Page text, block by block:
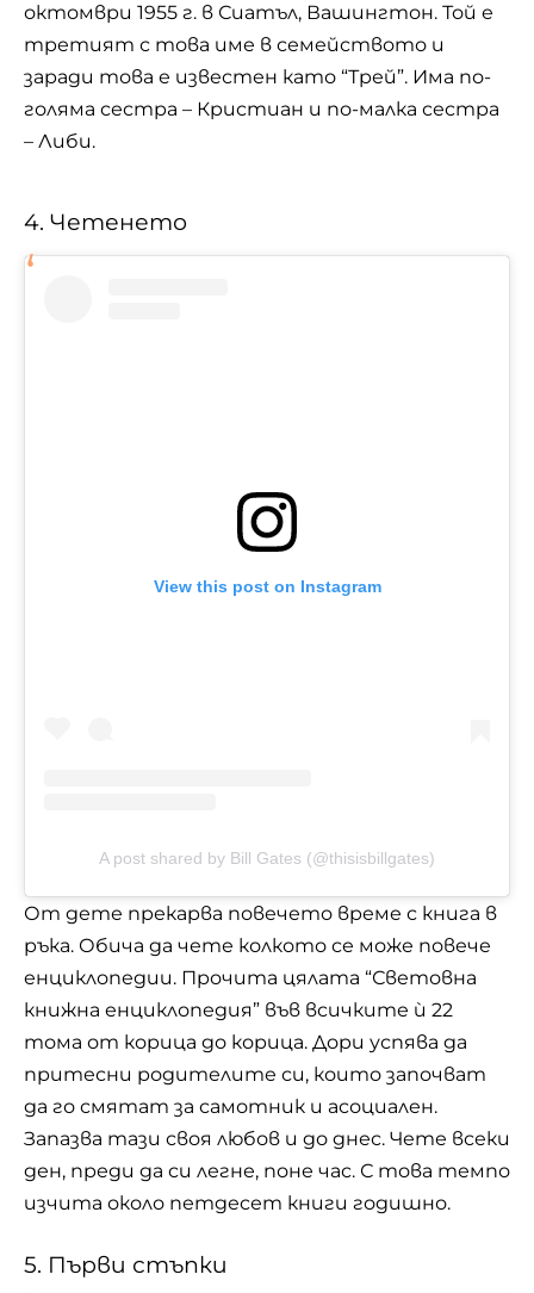
октомври 1955 г. в Сиатъл, Вашингтон. Той е
третият с това име в семейството и
заради това е известен като “Трей”. Има по-
голяма сестра – Кристиан и по-малка сестра
– Либи.
4. Четенето
View this post on Instagram
A post shared by Bill Gates (@thisisbillgates)
От дете прекарва повечето време с книга в
ръка. Обича да чете колкото се може повече
енциклопедии. Прочита цялата “Световна
книжна енциклопедия” във всичките ѝ 22
тома от корица до корица. Дори успява да
притесни родителите си, които започват
да го смятат за самотник и асоциален.
Запазва тази своя любов и до днес. Чете всеки
ден, преди да си легне, поне час. С това темпо
изчита около петдесет книги годишно.
5. Първи стъпки